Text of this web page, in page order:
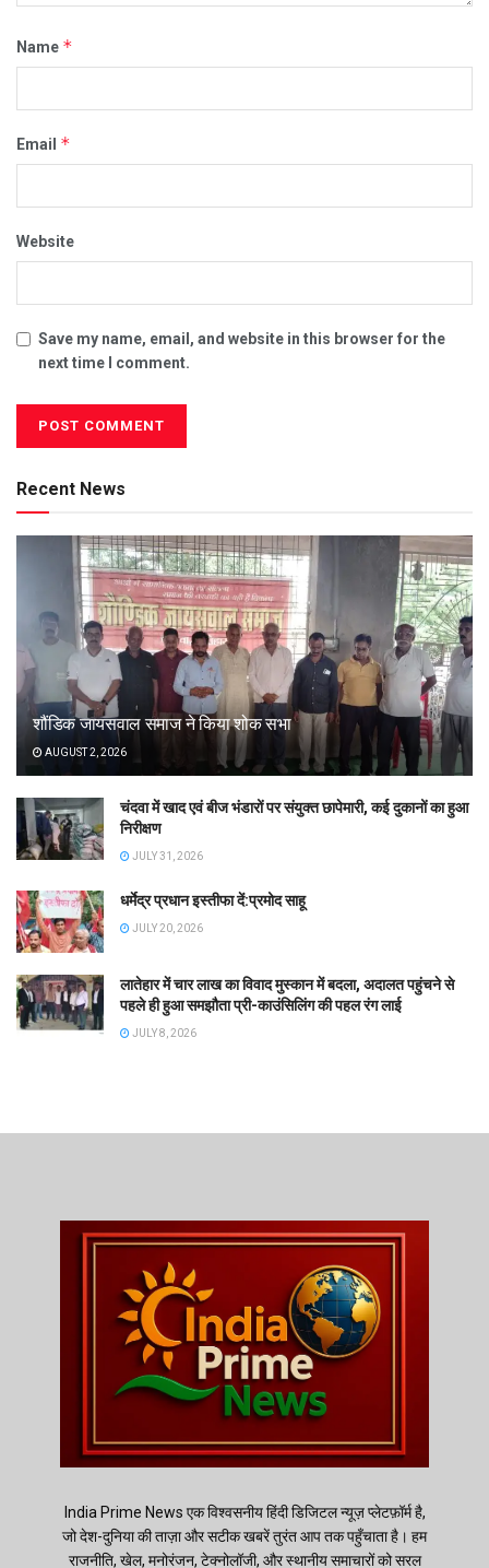
Name *
Email *
Website
Save my name, email, and website in this browser for the
next time I comment.
Recent News
शौंडिक जायसवाल समाज ने किया शोक सभा
AUGUST 2, 2026
चंदवा में खाद एवं बीज भंडारों पर संयुक्त छापेमारी, कई दुकानों का हुआ
निरीक्षण
JULY 31, 2026
धर्मेद्र प्रधान इस्तीफा दें:प्रमोद साहू
JULY 20, 2026
लातेहार में चार लाख का विवाद मुस्कान में बदला, अदालत पहुंचने से
पहले ही हुआ समझौता प्री-काउंसिलिंग की पहल रंग लाई
JULY 8, 2026
India Prime News एक विश्वसनीय हिंदी डिजिटल न्यूज़ प्लेटफ़ॉर्म है,
जो देश-दुनिया की ताज़ा और सटीक खबरें तुरंत आप तक पहुँचाता है। हम
राजनीति, खेल, मनोरंजन, टेक्नोलॉजी, और स्थानीय समाचारों को सरल